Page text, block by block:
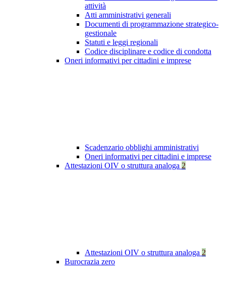
attività
Atti amministrativi generali
Documenti di programmazione strategico-
gestionale
Statuti e leggi regionali
Codice disciplinare e codice di condotta
Oneri informativi per cittadini e imprese
Scadenzario obblighi amministrativi
Oneri informativi per cittadini e imprese
Attestazioni OIV o struttura analoga 2
Attestazioni OIV o struttura analoga 2
Burocrazia zero